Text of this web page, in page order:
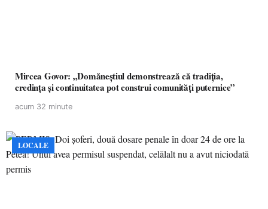
Mircea Govor: „Domăneștiul demonstrează că tradiția,
credința și continuitatea pot construi comunități puternice”
acum 32 minute
LOCALE